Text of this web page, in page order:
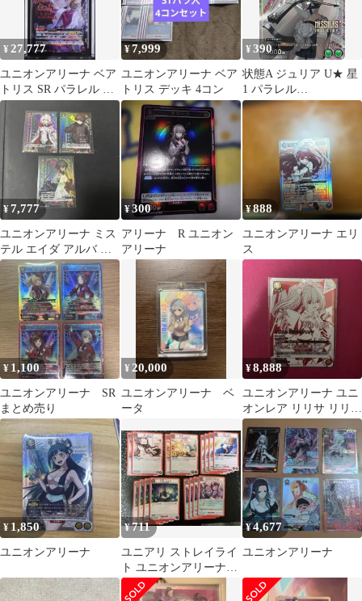
¥27,777
ユニオンアリーナ ベア
トリス SR パラレル 星2
PSA10 サイン
¥7,999
ユニオンアリーナ ベア
トリス デッキ 4コン
¥390
状態A ジュリア U★ 星
1 パラレル
UA18BT/NIK-1-085 ユ
ニオンアリーナ UNION
ARENA ユニアリ
¥7,777
ユニオンアリーナ ミス
テル エイダ アルバ プ
ロモ
¥300
アリーナ R ユニオン
アリーナ
¥888
ユニオンアリーナ エリ
ス
¥ 1,100
ユニオンアリーナ SR
まとめ売り
¥ 20,000
ユニオンアリーナ ベ
ータ
¥8,888
ユニオンアリーナ ユニ
オンレア リリサ リリエ
ル winner
¥ 1,850
ユニオンアリーナ
¥711
ユニアリ ストレイライ
ト ユニオンアリーナ
UNION ARENA Vol.2
¥4,677
ユニオンアリーナ